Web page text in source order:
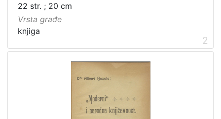
22 str. ; 20 cm
Vrsta građe
knjiga
2